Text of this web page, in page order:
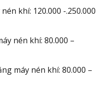
khí: 120.000 -.250.000
nén khí: 80.000 –
máy nén khí: 80.000 –